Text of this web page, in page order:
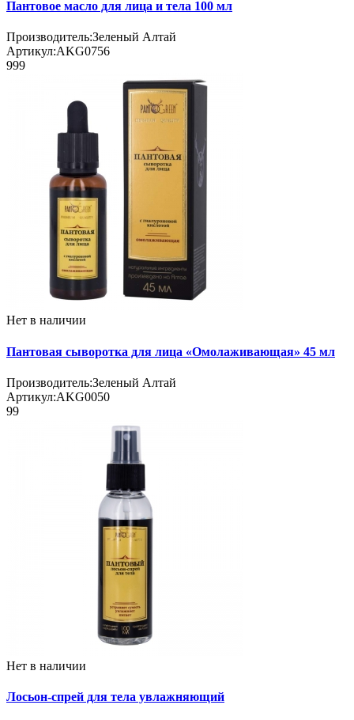
Пантовое масло для лица и тела 100 мл
Производитель:Зеленый Алтай
Артикул:AKG0756
999
Нет в наличии
Пантовая сыворотка для лица «Омолаживающая» 45 мл
Производитель:Зеленый Алтай
Артикул:AKG0050
99
Нет в наличии
Лосьон-спрей для тела увлажняющий